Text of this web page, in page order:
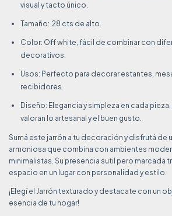
visual y tacto único.
Tamaño: 28 cts de alto.
Color: Off white, fácil de combinar con
decorativos.
Usos: Perfecto para decorar estantes,
recibidores.
Diseño: Elegancia y simpleza en cada
valoran lo artesanal y el buen gusto.
Sumá este jarrón a tu decoración y disfrutá de
armoniosa que combina con ambientes
minimalistas. Su presencia sutil pero marcada
espacio en un lugar con personalidad y estilo.
¡Elegí el Jarrón texturado y destacate con un
esencia de tu hogar!